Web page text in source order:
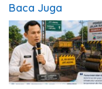
Baca Juga